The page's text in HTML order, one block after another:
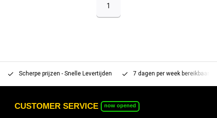
1
Scherpe prijzen - Snelle Levertijden 7 dagen per week bereikbaar
CUSTOMER SERVICE now opened